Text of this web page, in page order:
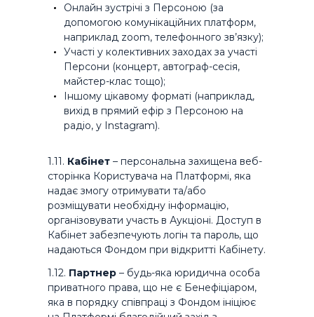
Онлайн зустрічі з Персоною (за
допомогою комунікаційних платформ,
наприклад zoom, телефонного зв’язку);
Участі у колективних заходах за участі
Персони (концерт, автограф-сесія,
майстер-клас тощо);
Іншому цікавому форматі (наприклад,
вихід в прямий ефір з Персоною на
радіо, у Instagram).
1.11. Кабінет – персональна захищена веб-
сторінка Користувача на Платформі, яка
надає змогу отримувати та/або
розміщувати необхідну інформацію,
організовувати участь в Аукціоні. Доступ в
Кабінет забезпечують логін та пароль, що
надаються Фондом при відкритті Кабінету.
1.12. Партнер – будь-яка юридична особа
приватного права, що не є Бенефіціаром,
яка в порядку співпраці з Фондом ініціює